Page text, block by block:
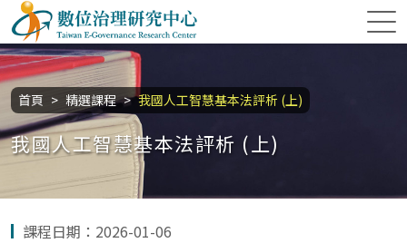
跳到主要內容區塊
數位治理研究中心
首頁 精選課程 我國人工智慧基本法評析 (上)
我國人工智慧基本法評析 (上)
課程日期：2026-01-06